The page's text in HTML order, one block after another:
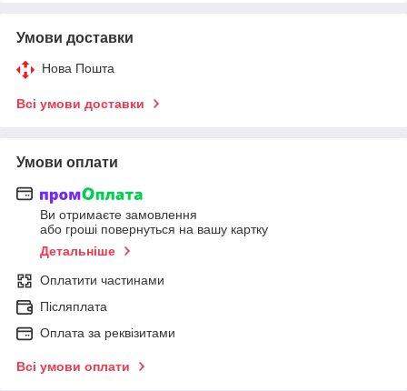
Умови доставки
Нова Пошта
Всі умови доставки
Умови оплати
Ви отримаєте замовлення
або гроші повернуться на вашу картку
Детальніше
Оплатити частинами
Післяплата
Оплата за реквізитами
Всі умови оплати